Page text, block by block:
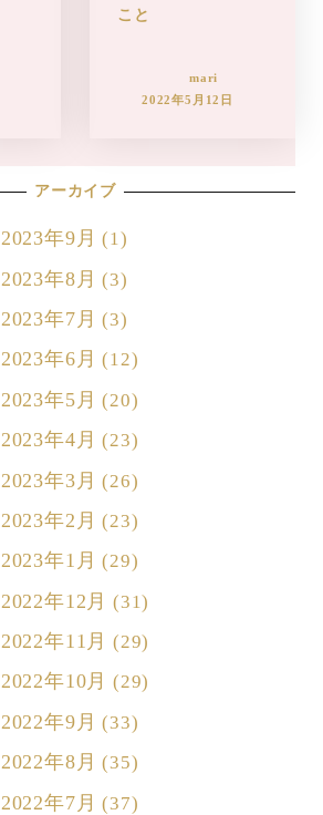
こと
mari
2022年5月12日
アーカイブ
2023年9月 (1)
2023年8月 (3)
2023年7月 (3)
2023年6月 (12)
2023年5月 (20)
2023年4月 (23)
2023年3月 (26)
2023年2月 (23)
2023年1月 (29)
2022年12月 (31)
2022年11月 (29)
2022年10月 (29)
2022年9月 (33)
2022年8月 (35)
2022年7月 (37)